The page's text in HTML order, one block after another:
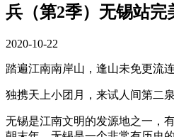
兵（第2季）无锡站完
2020-10-22
踏遍江南南岸山，逢山未免更流连
独携天上小团月，来试人间第二泉
无锡是江南文明的发源地之一，